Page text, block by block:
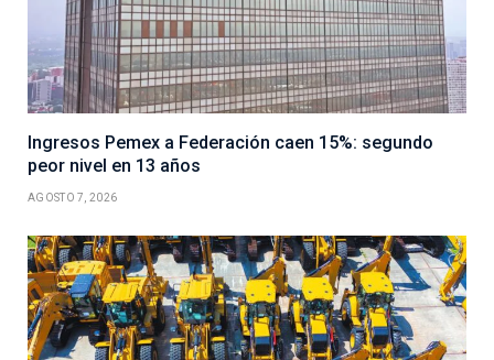
Ingresos Pemex a Federación caen 15%: segundo
peor nivel en 13 años
AGOSTO 7, 2026